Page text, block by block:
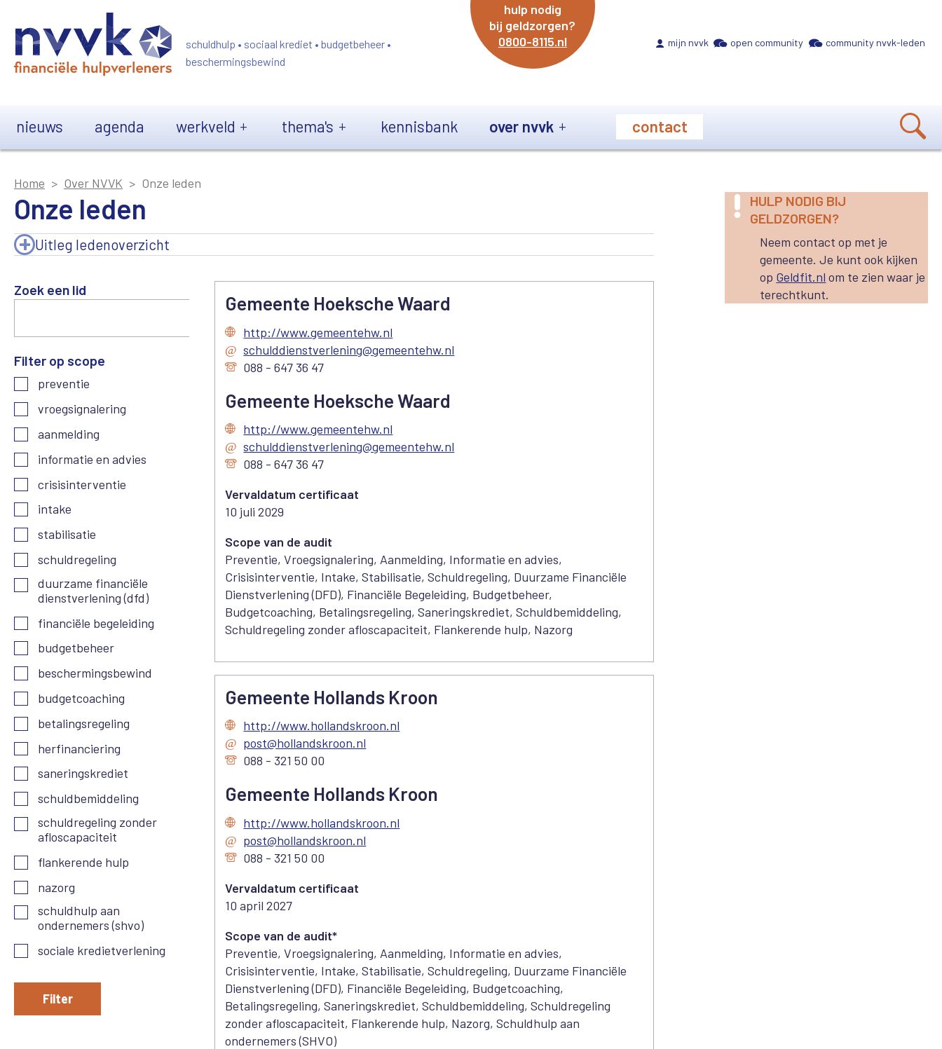
schuldhulp • sociaal krediet • budgetbeheer •
beschermingsbewind
hulp nodig
bij geldzorgen?
0800-8115.nl
mijn nvvk open community community nvvk-leden
nieuws agenda werkveld thema's kennisbank over nvvk contact
Home Over NVVK Onze leden
Onze leden
Uitleg ledenoverzicht
Zoek een lid
Filter op scope
preventie
vroegsignalering
aanmelding
informatie en advies
crisisinterventie
intake
stabilisatie
schuldregeling
duurzame financiële
dienstverlening (dfd)
financiële begeleiding
budgetbeheer
beschermingsbewind
budgetcoaching
betalingsregeling
herfinanciering
saneringskrediet
schuldbemiddeling
schuldregeling zonder
afloscapaciteit
flankerende hulp
nazorg
schuldhulp aan
ondernemers (shvo)
sociale kredietverlening
Filter
Gemeente Hoeksche Waard
http://www.gemeentehw.nl
schulddienstverlening@gemeentehw.nl
088 - 647 36 47
Gemeente Hoeksche Waard
http://www.gemeentehw.nl
schulddienstverlening@gemeentehw.nl
088 - 647 36 47
Vervaldatum certificaat
10 juli 2029
Scope van de audit
Preventie, Vroegsignalering, Aanmelding, Informatie en advies,
Crisisinterventie, Intake, Stabilisatie, Schuldregeling, Duurzame Financiële
Dienstverlening (DFD), Financiële Begeleiding, Budgetbeheer,
Budgetcoaching, Betalingsregeling, Saneringskrediet, Schuldbemiddeling,
Schuldregeling zonder afloscapaciteit, Flankerende hulp, Nazorg
Gemeente Hollands Kroon
http://www.hollandskroon.nl
post@hollandskroon.nl
088 - 321 50 00
Gemeente Hollands Kroon
http://www.hollandskroon.nl
post@hollandskroon.nl
088 - 321 50 00
Vervaldatum certificaat
10 april 2027
Scope van de audit*
Preventie, Vroegsignalering, Aanmelding, Informatie en advies,
Crisisinterventie, Intake, Stabilisatie, Schuldregeling, Duurzame Financiële
Dienstverlening (DFD), Financiële Begeleiding, Budgetcoaching,
Betalingsregeling, Saneringskrediet, Schuldbemiddeling, Schuldregeling
zonder afloscapaciteit, Flankerende hulp, Nazorg, Schuldhulp aan
ondernemers (SHVO)
HULP NODIG BIJ
GELDZORGEN?
Neem contact op met je
gemeente. Je kunt ook kijken
op Geldfit.nl om te zien waar je
terechtkunt.